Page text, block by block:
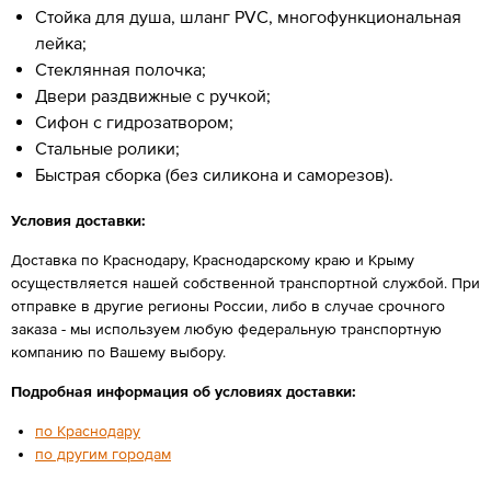
Стойка для душа, шланг PVC, многофункциональная
лейка;
Стеклянная полочка;
Двери раздвижные с ручкой;
Сифон с гидрозатвором;
Стальные ролики;
Быстрая сборка (без силикона и саморезов).
Условия доставки:
Доставка по Краснодару, Краснодарскому краю и Крыму
осуществляется нашей собственной транспортной службой. При
отправке в другие регионы России, либо в случае срочного
заказа - мы используем любую федеральную транспортную
компанию по Вашему выбору.
Подробная информация об условиях доставки:
по Краснодару
по другим городам